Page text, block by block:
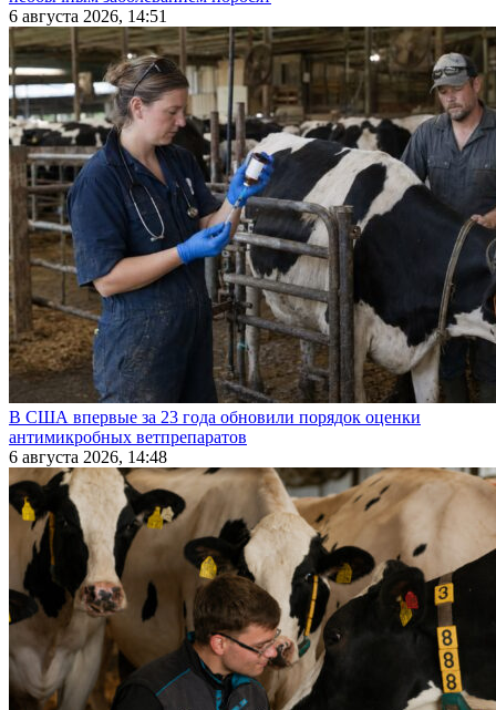
6 августа 2026, 14:51
В США впервые за 23 года обновили порядок оценки
антимикробных ветпрепаратов
6 августа 2026, 14:48